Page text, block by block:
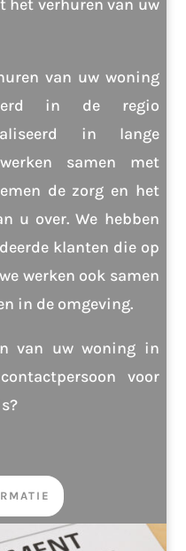
het verhuren van uw
van uw woning
in de regio
in lange
samen met
de zorg en het
u over. We hebben
klanten die op
werken ook samen
in de omgeving.
van uw woning in
voor